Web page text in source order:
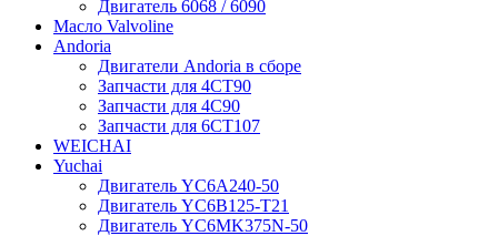
Двигатель 6068 / 6090
Масло Valvoline
Andoria
Двигатели Andoria в сборе
Запчасти для 4CT90
Запчасти для 4С90
Запчасти для 6CT107
WEICHAI
Yuchai
Двигатель YC6A240-50
Двигатель YC6B125-T21
Двигатель YC6MK375N-50